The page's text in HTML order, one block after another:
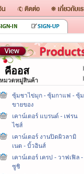
คีออส
หมวดหมู่สินค้า
ซุ้มชาไข่มุก - ซุ้มกาแฟ - ซุ้ม
ขายของ
เคาน์เตอร์ แบรนด์ - เฟรน
ไชส์
เคาน์เตอร์ งานปิดผิวลามิ
เนต - บิ้วอินส์
เคาน์เตอร์ เครป - วาฟเฟิล -
ซูชิ